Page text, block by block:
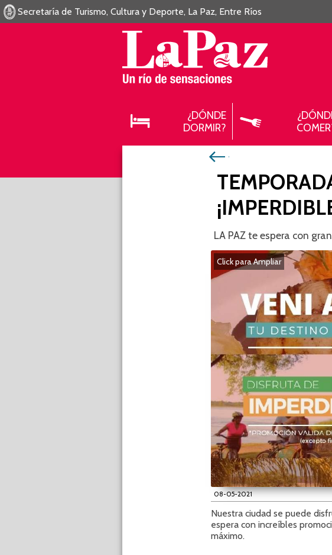
Secretaría de Turismo, Cultura y Deporte, La Paz, Entre Ríos
¿DÓNDE
DORMIR?
LA PAZ te espera con
08-05-2021
Nuestra ciudad se puede
espera con increíbles
máximo.